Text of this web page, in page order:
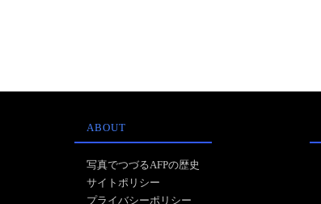
ABOUT
写真でつづるAFPの歴史
サイトポリシー
プライバシーポリシー